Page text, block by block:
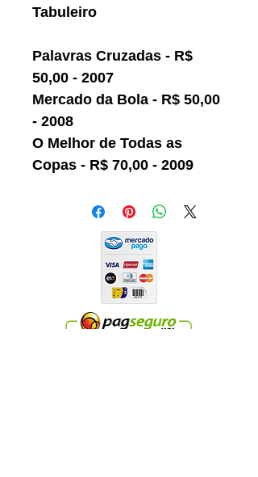
Tabuleiro
Palavras Cruzadas - R$
50,00 - 2007
Mercado da Bola - R$ 50,00
- 2008
O Melhor de Todas as
Copas - R$ 70,00 - 2009